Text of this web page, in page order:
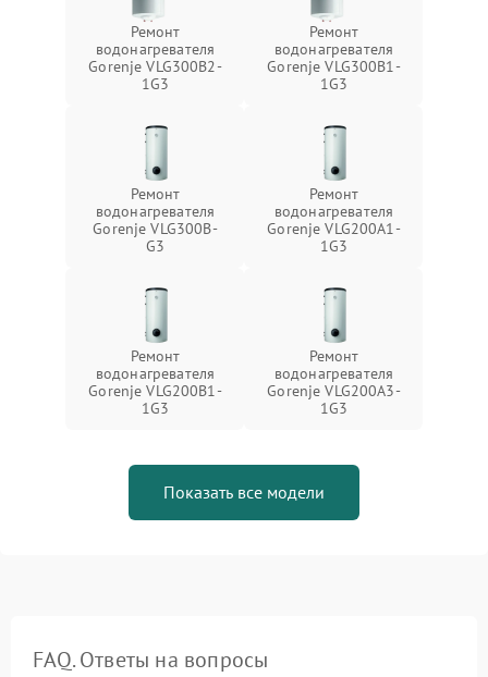
Ремонт
водонагревателя
Gorenje VLG300B2-
1G3
Ремонт
водонагревателя
Gorenje VLG300B1-
1G3
Ремонт
водонагревателя
Gorenje VLG300B-
G3
Ремонт
водонагревателя
Gorenje VLG200А1-
1G3
Ремонт
водонагревателя
Gorenje VLG200B1-
1G3
Ремонт
водонагревателя
Gorenje VLG200A3-
1G3
Показать все модели
FAQ. Ответы на вопросы